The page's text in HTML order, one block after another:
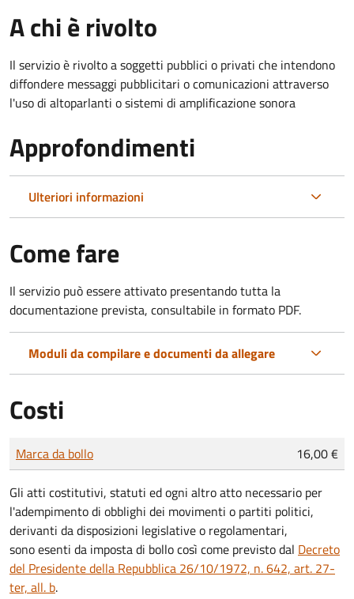
A chi è rivolto
Il servizio è rivolto a soggetti pubblici o privati che intendono
diffondere messaggi pubblicitari o comunicazioni attraverso
l'uso di altoparlanti o sistemi di amplificazione sonora
Approfondimenti
Ulteriori informazioni
Come fare
Il servizio può essere attivato presentando tutta la
documentazione prevista, consultabile in formato PDF.
Moduli da compilare e documenti da allegare
Costi
Tipo di pagamento
Importo
Marca da bollo 16,00 €
Gli atti costitutivi, statuti ed ogni altro atto necessario per
l'adempimento di obblighi dei movimenti o partiti politici,
derivanti da disposizioni legislative o regolamentari,
sonoesenti da imposta di bollocosì come previsto dal Decreto
del Presidente della Repubblica 26/10/1972, n. 642, art. 27-
ter, all. b.